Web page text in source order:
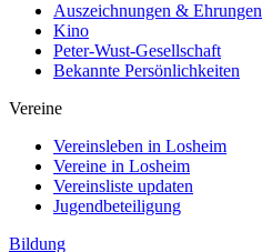
Auszeichnungen & Ehrungen
Kino
Peter-Wust-Gesellschaft
Bekannte Persönlichkeiten
Vereine
Vereinsleben in Losheim
Vereine in Losheim
Vereinsliste updaten
Jugendbeteiligung
Bildung